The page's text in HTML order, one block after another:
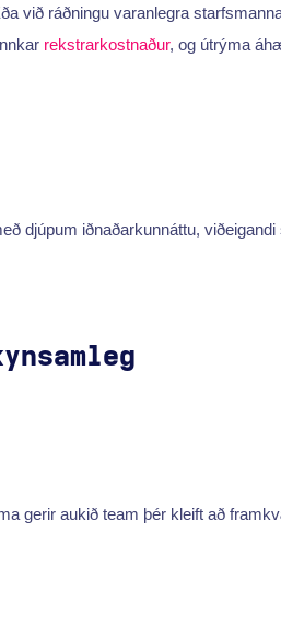
við ráðningu varanlegra
rekstrarkostnaður, og útrýma
djúpum iðnaðarkunnáttu, viðeigandi
gerir aukið team þér kleift að